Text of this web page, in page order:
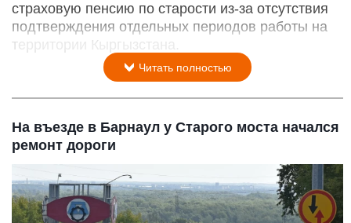
страховую пенсию по старости из-за отсутствия
подтверждения отдельных периодов работы на
территории Кыргызстана.
Читать полностью
На въезде в Барнаул у Старого моста начался
ремонт дороги